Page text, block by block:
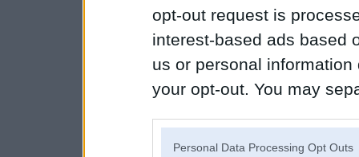
opt-out request is
interest-based ads based
us or personal
your opt-out. You may
Personal Data Processing Opt Outs